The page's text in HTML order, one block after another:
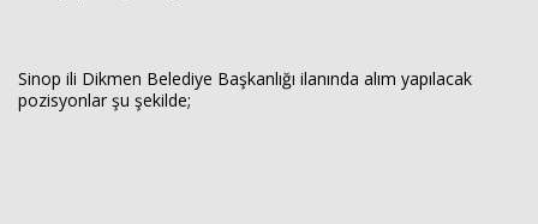
Sinop ili Dikmen Belediye Başkanlığı ilanında alım yapılacak
pozisyonlar şu şekilde;